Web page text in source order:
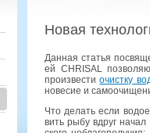
Новая
Дан­ная ста­тья
ей CHRISAL
про­из­ве­стиочист­ку
но­ве­сие и
Что де­лать если
вить рыбу вдруг